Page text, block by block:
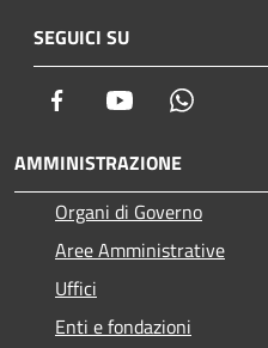
SEGUICI SU
Facebook Youtube
AMMINISTRAZIONE
Organi di Governo
Aree Amministrative
Uffici
Enti e fondazioni